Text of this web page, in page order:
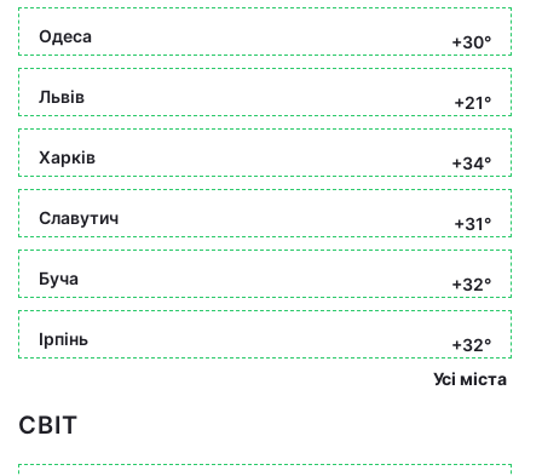
Одеса +30°
Львів +21°
Харків +34°
Славутич +31°
Буча +32°
Ірпінь
+32°
Усі міста
СВІТ